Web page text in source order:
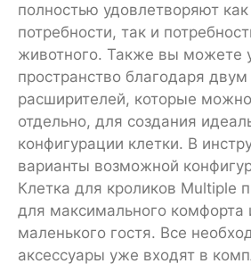
полностью удовлетворяют
потребности, так и
животного. Также вы можете
пространство благодаря
расширителей, которые
отдельно, для создания
конфигурации клетки. В
варианты возможной
Клетка для кроликов Multiple
для максимального комфорта
маленького гостя. Все
аксессуары уже входят в